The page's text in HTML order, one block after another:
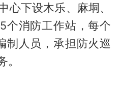
心下设木乐、麻垌、
个消防工作站，每个
制人员，承担防火巡